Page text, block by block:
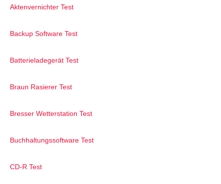
Aktenvernichter Test
Backup Software Test
Batterieladegerät Test
Braun Rasierer Test
Bresser Wetterstation Test
Buchhaltungssoftware Test
CD-R Test